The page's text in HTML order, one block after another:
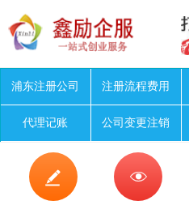
浦东注册公司 注册流程费用
代理记账 公司变更注销
 